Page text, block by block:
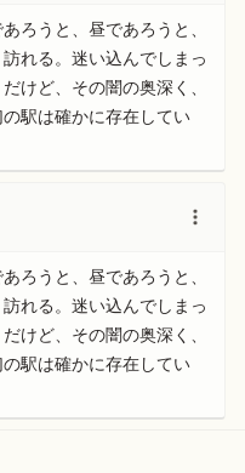
ろうと、昼であろうと、
れる。迷い込んでしまっ
けど、その闇の奥深く、
駅は確かに存在してい
ろうと、昼であろうと、
れる。迷い込んでしまっ
けど、その闇の奥深く、
駅は確かに存在してい